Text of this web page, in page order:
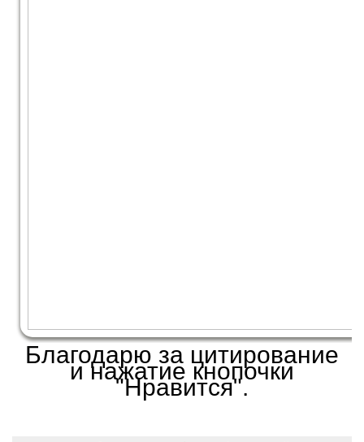
Работы в большом формате ВО
ВЛОЖЕНИИ ВНИЗУ ПОСТА
Благодарю за цитирование
и нажатие кнопочки
"Нравится".